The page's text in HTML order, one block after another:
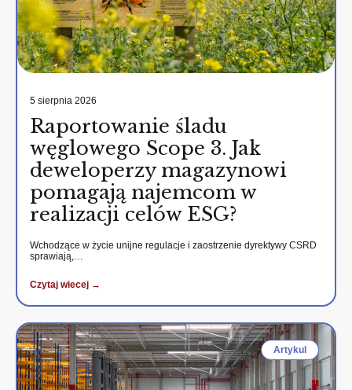
5 sierpnia 2026
Raportowanie śladu
węglowego Scope 3. Jak
deweloperzy magazynowi
pomagają najemcom w
realizacji celów ESG?
Wchodzące w życie unijne regulacje i zaostrzenie dyrektywy CSRD
sprawiają,…
Czytaj wiecej →
Artykul